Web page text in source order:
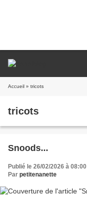
Accueil » tricots
tricots
Snoods...
Publié le 26/02/2026 à 08:00
Par petitenanette